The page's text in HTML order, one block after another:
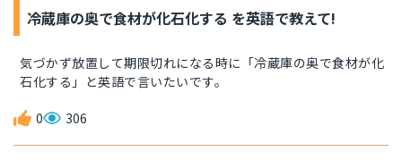
冷蔵庫の奥で食材が化石化する を英語で教えて!
気づかず放置して期限切れになる時に「冷蔵庫の奥で食材が化
石化する」と英語で言いたいです。
0 306